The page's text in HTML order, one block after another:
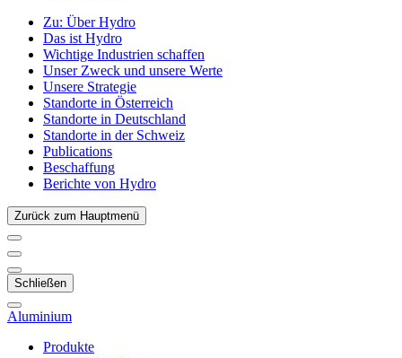
Zu: Über Hydro
Das ist Hydro
Wichtige Industrien schaffen
Unser Zweck und unsere Werte
Unsere Strategie
Standorte in Österreich
Standorte in Deutschland
Standorte in der Schweiz
Publications
Beschaffung
Berichte von Hydro
Zurück zum Hauptmenü
Schließen
Aluminium
Produkte